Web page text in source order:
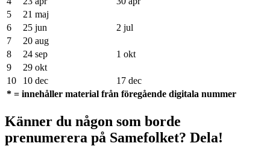
5
21 maj
6
25 jun
2 jul
7
20 aug
8
24 sep
1 okt
9
29 okt
10
10 dec
17 dec
* = innehåller material från föregående digitala nummer
Känner du någon som borde
prenumerera på Samefolket? Dela!